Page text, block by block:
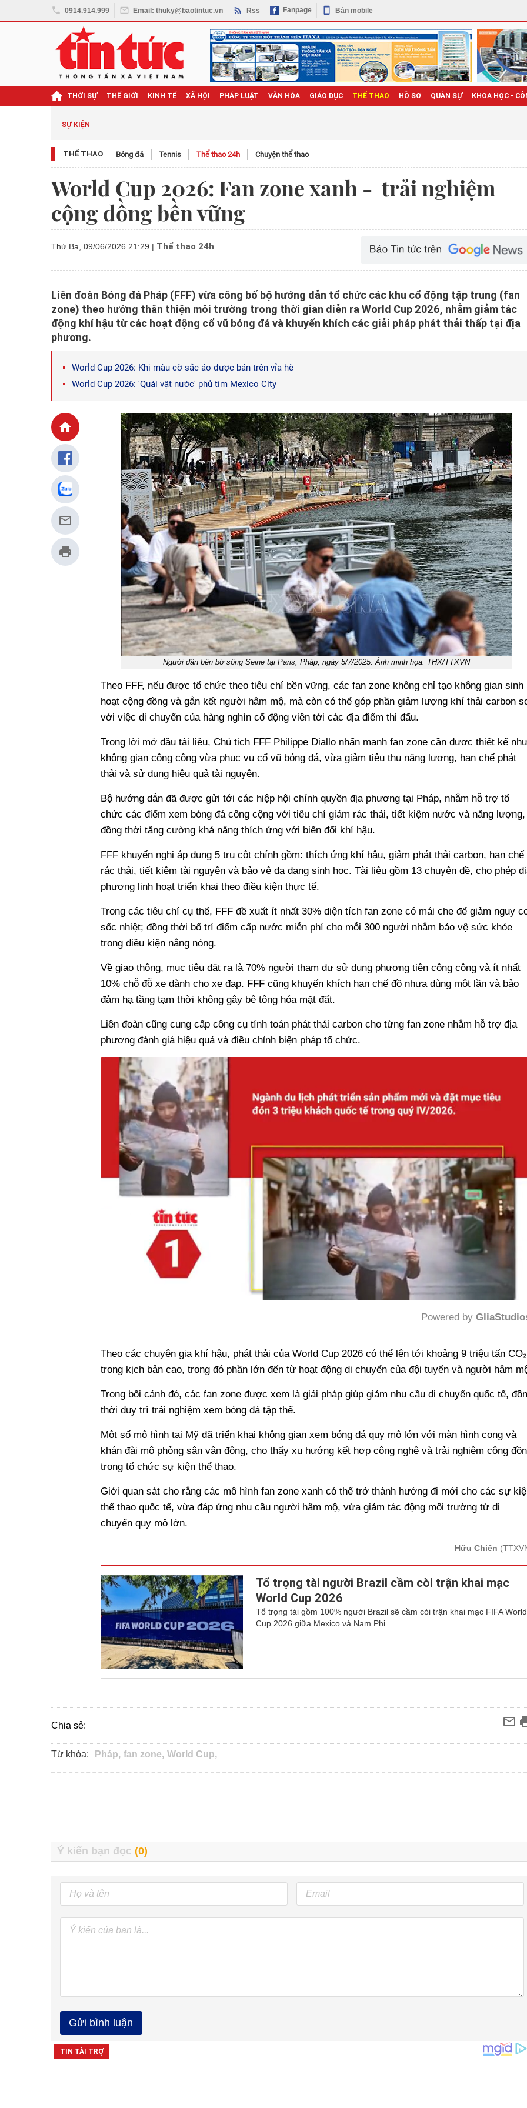
0914.914.999 Email: thuky@baotintuc.vn Rss Fanpage Bản mobile
THỜI SỰ THẾ GIỚI KINH TẾ XÃ HỘI PHÁP LUẬT VĂN HÓA GIÁO DỤC THỂ THAO HỒ SƠ QUÂN SỰ KHOA HỌC -
SỰ KIỆN
THỂ THAO Bóng đá Tennis Thể thao 24h Chuyện thể thao
World Cup 2026: Fan zone xanh - trải nghiệm
cộng đồng bền vững
Thứ Ba, 09/06/2026 21:29 | Thể thao 24h
Liên đoàn Bóng đá Pháp (FFF) vừa công bố bộ hướng dẫn tổ chức các khu cổ động tập trung (fan
zone) theo hướng thân thiện môi trường trong thời gian diễn ra World Cup 2026, nhằm giảm tác
động khí hậu từ các hoạt động cổ vũ bóng đá và khuyến khích các giải pháp phát thải thấp tại địa
phương.
World Cup 2026: Khi màu cờ sắc áo được bán trên vỉa hè
World Cup 2026: 'Quái vật nước' phủ tím Mexico City
Người dân bên bờ sông Seine tại Paris, Pháp, ngày 5/7/2025. Ảnh minh họa: THX/TTXVN
Theo FFF, nếu được tổ chức theo tiêu chí bền vững, các fan zone không chỉ tạo không gian sinh
hoạt cộng đồng và gắn kết người hâm mộ, mà còn có thể góp phần giảm lượng khí thải carbon
với việc di chuyển của hàng nghìn cổ động viên tới các địa điểm thi đấu.
Trong lời mở đầu tài liệu, Chủ tịch FFF Philippe Diallo nhấn mạnh fan zone cần được thiết kế
không gian công cộng vừa phục vụ cổ vũ bóng đá, vừa giảm tiêu thụ năng lượng, hạn chế phát
thải và sử dụng hiệu quả tài nguyên.
Bộ hướng dẫn đã được gửi tới các hiệp hội chính quyền địa phương tại Pháp, nhằm hỗ trợ tổ
chức các điểm xem bóng đá công cộng với tiêu chí giảm rác thải, tiết kiệm nước và năng lượng,
đồng thời tăng cường khả năng thích ứng với biến đổi khí hậu.
FFF khuyến nghị áp dụng 5 trụ cột chính gồm: thích ứng khí hậu, giảm phát thải carbon, hạn chế
rác thải, tiết kiệm tài nguyên và bảo vệ đa dạng sinh học. Tài liệu gồm 13 chuyên đề, cho phép
phương linh hoạt triển khai theo điều kiện thực tế.
Trong các tiêu chí cụ thể, FFF đề xuất ít nhất 30% diện tích fan zone có mái che để giảm nguy
sốc nhiệt; đồng thời bố trí điểm cấp nước miễn phí cho mỗi 300 người nhằm bảo vệ sức khỏe
trong điều kiện nắng nóng.
Về giao thông, mục tiêu đặt ra là 70% người tham dự sử dụng phương tiện công cộng và ít nhất
10% chỗ đỗ xe dành cho xe đạp. FFF cũng khuyến khích hạn chế đồ nhựa dùng một lần và bảo
đảm hạ tầng tạm thời không gây bê tông hóa mặt đất.
Liên đoàn cũng cung cấp công cụ tính toán phát thải carbon cho từng fan zone nhằm hỗ trợ địa
phương đánh giá hiệu quả và điều chỉnh biện pháp tổ chức.
Powered by
Theo các chuyên gia khí hậu, phát thải của World Cup 2026 có thể lên tới khoảng 9 triệu tấn CO₂
trong kịch bản cao, trong đó phần lớn đến từ hoạt động di chuyển của đội tuyển và người hâm
Trong bối cảnh đó, các fan zone được xem là giải pháp giúp giảm nhu cầu di chuyển quốc tế,
thời duy trì trải nghiệm xem bóng đá tập thể.
Một số mô hình tại Mỹ đã triển khai không gian xem bóng đá quy mô lớn với màn hình cong và
khán đài mô phỏng sân vận động, cho thấy xu hướng kết hợp công nghệ và trải nghiệm cộng
trong tổ chức sự kiện thể thao.
Giới quan sát cho rằng các mô hình fan zone xanh có thể trở thành hướng đi mới cho các sự
thể thao quốc tế, vừa đáp ứng nhu cầu người hâm mộ, vừa giảm tác động môi trường từ di
chuyển quy mô lớn.
Hữu Chiến
Tổ trọng tài người Brazil cầm còi trận khai mạc
World Cup 2026
Tổ trọng tài gồm 100% người Brazil sẽ cầm còi trận khai mạc FIFA World
Cup 2026 giữa Mexico và Nam Phi.
Chia sẻ:
Từ khóa: Pháp, fan zone, World Cup,